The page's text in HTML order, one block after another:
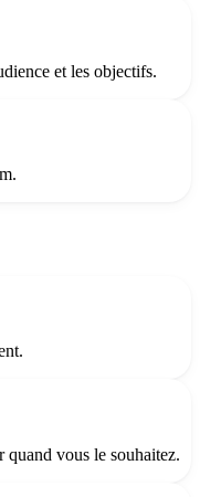
et les objectifs.
quand vous le souhaitez.